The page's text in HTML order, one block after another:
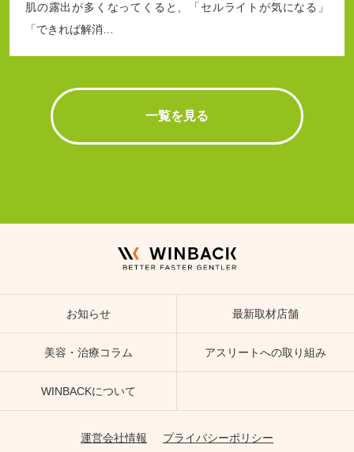
肌の露出が多くなってくると、「セルライトが気になる」
「できれば解消…
一覧を見る
お知らせ 最新取材店舗
美容・治療コラム アスリートへの取り組み
WINBACKについて
運営会社情報 プライバシーポリシー